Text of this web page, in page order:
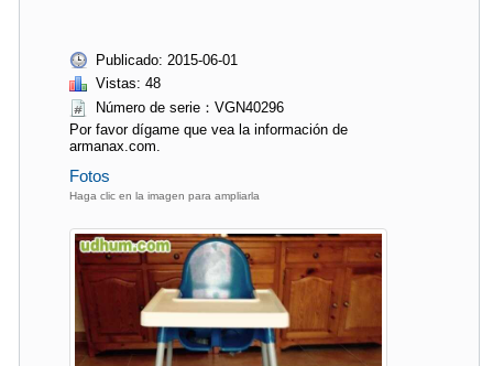
Publicado: 2015-06-01
Vistas: 48
Número de serie：VGN40296
Por favor dígame que vea la información de
armanax.com.
Fotos
Haga clic en la imagen para ampliarla